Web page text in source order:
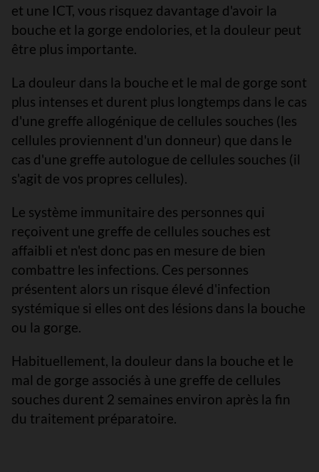
et une ICT, vous risquez davantage d'avoir la
bouche et la gorge endolories, et la douleur peut
être plus importante.
La douleur dans la bouche et le mal de gorge sont
plus intenses et durent plus longtemps dans le cas
d'une greffe allogénique de cellules souches (les
cellules proviennent d'un donneur) que dans le
cas d'une greffe autologue de cellules souches (il
s'agit de vos propres cellules).
Le système immunitaire des personnes qui
reçoivent une greffe de cellules souches est
affaibli et n'est donc pas en mesure de bien
combattre les infections. Ces personnes
présentent alors un risque élevé d'infection
systémique si elles ont des lésions dans la bouche
ou la gorge.
Habituellement, la douleur dans la bouche et le
mal de gorge associés à une greffe de cellules
souches durent 2 semaines environ après la fin
du traitement préparatoire.